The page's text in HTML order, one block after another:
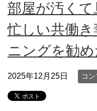
部屋が汚く
忙しい共働
ニングを勧
2025年12月25日 コ